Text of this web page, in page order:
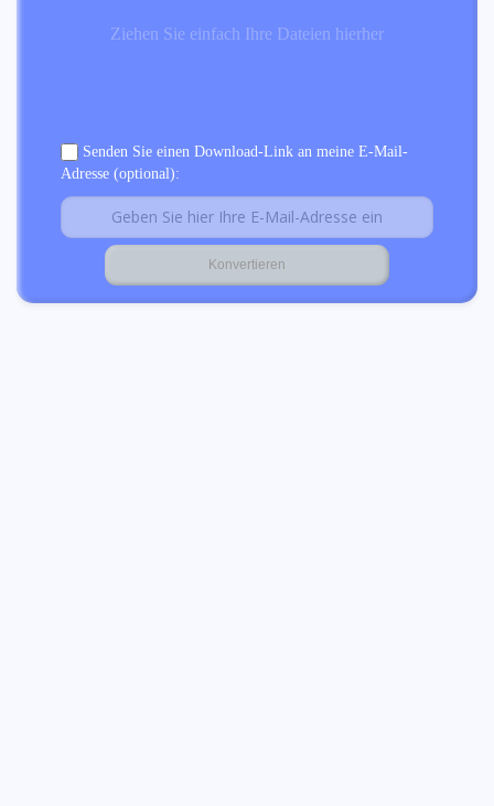
Ziehen Sie einfach Ihre Dateien hierher
Senden Sie einen Download-Link an meine E-Mail-
Adresse (optional):